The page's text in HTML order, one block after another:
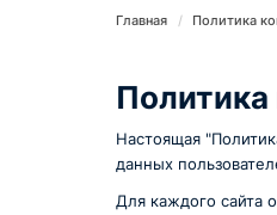
Главная Политика
Настоящая
данных
Для каждого сайта